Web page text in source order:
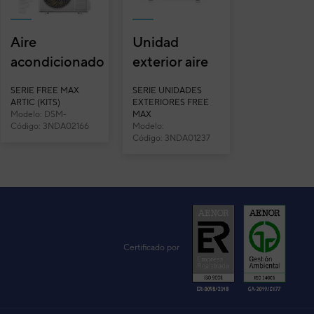
Aire
acondicionado
Daitsu Free
Max Artic
SERIE FREE MAX
ARTIC (KITS)
Modelo: DSM-
9U3KDT-Z UE21
Código: 3NDA02166
Unidad
exterior aire
multisplit 3x1
Daitsu Free
Max DOSM...
SERIE UNIDADES
EXTERIORES FREE
MAX
Modelo:
DOSM27KDT3
Código: 3NDA01237
Certificado por